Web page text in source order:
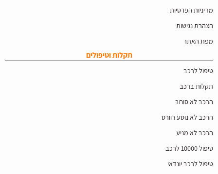
מדיניות הפרטיות
הצהרת נגישות
מפת האתר
תקלות וטיפולים
טיפול לרכב
תקלות ברכב
הרכב לא סוחב
הרכב לא נוסע רוורס
הרכב לא מניע
טיפול 10000 לרכב
טיפול לרכב יונדאי